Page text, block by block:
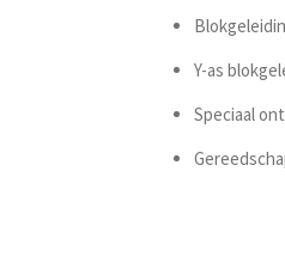
Y-as
Speciaal